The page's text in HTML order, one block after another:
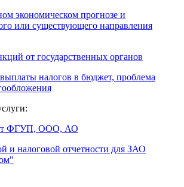
экономическом прогнозе и
или существующего направления
от государственных органов
налогов в бюджет, проблема
ФГУП, ООО, АО
и налоговой отчетности для ЗАО